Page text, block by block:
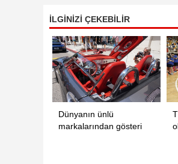
İLGİNİZİ ÇEKEBİLİR
Dünyanın ünlü
markalarından gösteri
Kağızman Belgeseli
3.08.2016